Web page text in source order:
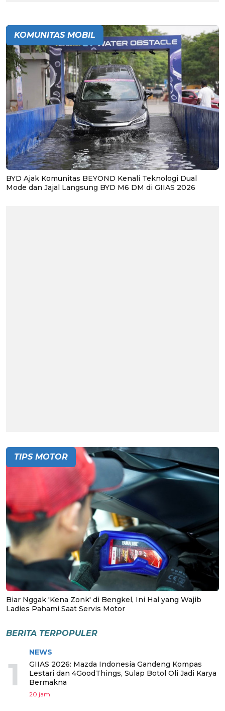
KOMUNITAS MOBIL
BYD Ajak Komunitas BEYOND Kenali Teknologi Dual
Mode dan Jajal Langsung BYD M6 DM di GIIAS 2026
TIPS MOTOR
Biar Nggak 'Kena Zonk' di Bengkel, Ini Hal yang Wajib
Ladies Pahami Saat Servis Motor
BERITA TERPOPULER
1
NEWS
GIIAS 2026: Mazda Indonesia Gandeng Kompas
Lestari dan 4GoodThings, Sulap Botol Oli Jadi Karya
Bermakna
20 jam